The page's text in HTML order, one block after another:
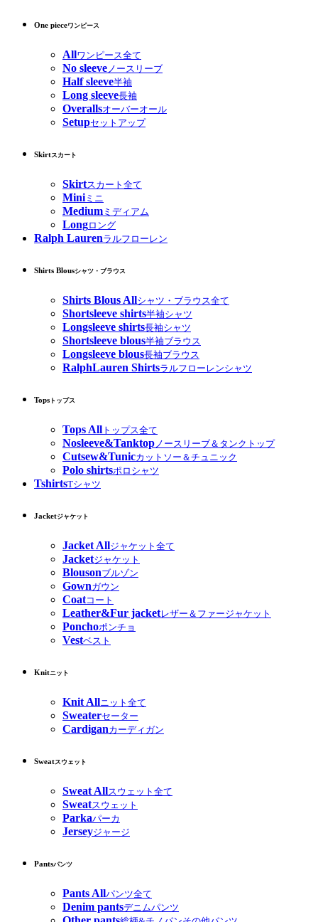
One pieceワンピース
Allワンピース全て
No sleeveノースリーブ
Half sleeve半袖
Long sleeve長袖
Overallsオーバーオール
Setupセットアップ
Skirtスカート
Skirtスカート全て
Miniミニ
Medium ミディアム
Longロング
Ralph Laurenラルフローレン
Shirts Blousシャツ・ブラウス
Shirts Blous Allシャツ・ブラウス全て
Shortsleeve shirts半袖シャツ
Longsleeve shirts長袖シャツ
Shortsleeve blous半袖ブラウス
Longsleeve blous長袖ブラウス
RalphLauren Shirtsラルフローレンシャツ
Tops トップス
Tops All トップス全て
Nosleeve&Tanktop ノースリーブ＆タンクトップ
Cutsew&Tunicカットソー＆チュニック
Polo shirtsポロシャツ
TshirtsTシャツ
Jacketジャケット
Jacket Allジャケット全て
Jacketジャケット
Blousonブルゾン
Gownガウン
Coatコート
Leather&Fur jacketレザー＆ファージャケット
Ponchoポンチョ
Vestベスト
Knitニット
Knit Allニット全て
Sweaterセーター
Cardiganカーディガン
Sweatスウェット
Sweat Allスウェット全て
Sweatスウェット
Parkaパーカ
Jerseyジャージ
Pantsパンツ
Pants Allパンツ全て
Denim pantsデニムパンツ